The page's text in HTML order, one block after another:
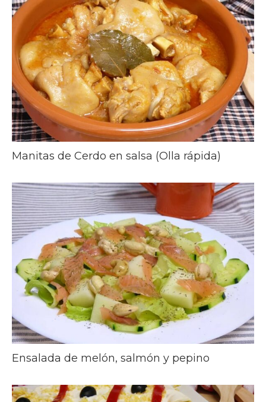
Manitas de Cerdo en salsa (Olla rápida)
Ensalada de melón, salmón y pepino